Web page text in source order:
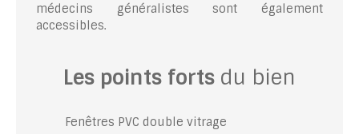
médecins généralistes sont également
accessibles.
Les points forts du bien
Fenêtres PVC double vitrage